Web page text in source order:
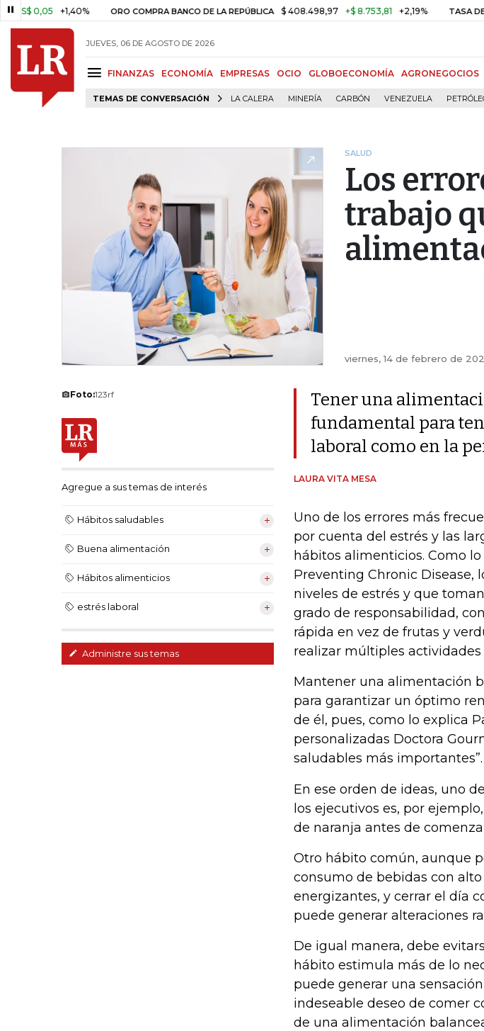
0,05 +1,40% ORO COMPRA BANCO DE LA REPÚBLICA $ 408.498,97 +$ 8.753,81 +2,19% TASA DE
JUEVES, 06 DE AGOSTO DE 2026
FINANZAS ECONOMÍA EMPRESAS OCIO GLOBOECONOMÍA AGRONEGOCIOS
TEMAS DE CONVERSACIÓN LA CALERA MINERÍA CARBÓN VENEZUELA
SALUD
Los
trabajo
viernes, 14 de febrero de
Foto:123rf
Agregue a sus temas de interés
Hábitos saludables
Buena alimentación
Hábitos alimenticios
estrés laboral
Administre sus temas
Tener una
fundamental para
laboral como en la
LAURA VITA MESA
Uno de los errores más
por cuenta del estrés y las
hábitos alimenticios. Como
Preventing Chronic Disease,
niveles de estrés y que
grado de responsabilidad,
rápida en vez de frutas y
realizar múltiples
Mantener una alimentación
para garantizar un óptimo
de él, pues, como lo explica
personalizadas Doctora
saludables más importantes”.
En ese orden de ideas, uno
los ejecutivos es, por
de naranja antes de
Otro hábito común, aunque
consumo de bebidas con
energizantes, y cerrar el día
puede generar alteraciones
De igual manera, debe
hábito estimula más de lo
puede generar una
indeseable deseo de comer
de una alimentación